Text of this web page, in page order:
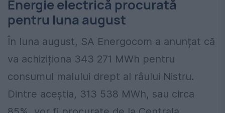
Energie electrică procurată
pentru luna august
În luna august, SA Energocom a anunțat că
va achiziționa 343 271 MWh pentru
consumul malului drept al râului Nistru.
Dintre aceștia, 313 538 MWh, sau circa